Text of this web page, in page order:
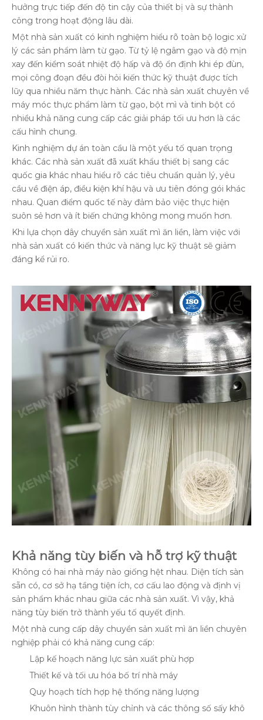
hưởng trực tiếp đến độ tin cậy của thiết bị và sự thành
công trong hoạt động lâu dài.
Một nhà sản xuất có kinh nghiệm hiểu rõ toàn bộ logic xử
lý các sản phẩm làm từ gạo. Từ tỷ lệ ngâm gạo và độ mịn
xay đến kiểm soát nhiệt độ hấp và độ ổn định khi ép đùn,
mọi công đoạn đều đòi hỏi kiến ​​thức kỹ thuật được tích
lũy qua nhiều năm thực hành. Các nhà sản xuất chuyên về
máy móc thực phẩm làm từ gạo, bột mì và tinh bột có
nhiều khả năng cung cấp các giải pháp tối ưu hơn là các
cấu hình chung.
Kinh nghiệm dự án toàn cầu là một yếu tố quan trọng
khác. Các nhà sản xuất đã xuất khẩu thiết bị sang các
quốc gia khác nhau hiểu rõ các tiêu chuẩn quản lý, yêu
cầu về điện áp, điều kiện khí hậu và ưu tiên đóng gói khác
nhau. Quan điểm quốc tế này đảm bảo việc thực hiện
suôn sẻ hơn và ít biến chứng không mong muốn hơn.
Khi lựa chọn dây chuyền sản xuất mì ăn liền, làm việc với
nhà sản xuất có kiến ​​thức và năng lực kỹ thuật sẽ giảm
đáng kể rủi ro.
Khả năng tùy biến và hỗ trợ kỹ thuật
Không có hai nhà máy nào giống hệt nhau. Diện tích sàn
sẵn có, cơ sở hạ tầng tiện ích, cơ cấu lao động và định vị
sản phẩm khác nhau giữa các nhà sản xuất. Vì vậy, khả
năng tùy biến trở thành yếu tố quyết định.
Một nhà cung cấp dây chuyền sản xuất mì ăn liền chuyên
nghiệp phải có khả năng cung cấp:
Lập kế hoạch năng lực sản xuất phù hợp
Thiết kế và tối ưu hóa bố trí nhà máy
Quy hoạch tích hợp hệ thống năng lượng
Khuôn hình thành tùy chỉnh và các thông số sấy khô